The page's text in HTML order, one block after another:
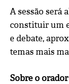
A sessão será
constituir um
e debate,
temas mais
Sobre o orador